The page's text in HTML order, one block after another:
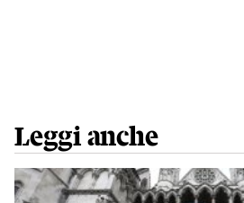
Leggi anche